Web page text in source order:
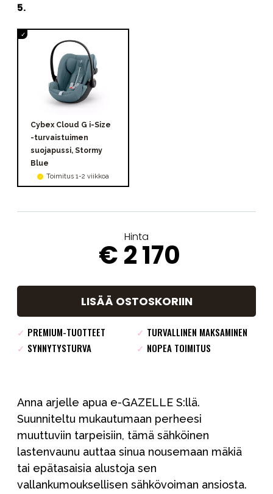
5.
Cybex Cloud G i-Size
-turvaistuimen
suojapussi, Stormy
Blue
Toimitus 1-2 viikkoa
Hinta
€ 2 170
LISÄÄ OSTOSKORIIN
✓ PREMIUM-TUOTTEET ✓ TURVALLINEN MAKSAMINEN
✓ SYNNYTYSTURVA ✓ NOPEA TOIMITUS
Anna arjelle apua e-GAZELLE S:llä.
Suunniteltu mukautumaan perheesi
muuttuviin tarpeisiin, tämä sähköinen
lastenvaunu auttaa sinua nousemaan mäkiä
tai epätasaisia alustoja sen
vallankumouksellisen sähkövoiman ansiosta.